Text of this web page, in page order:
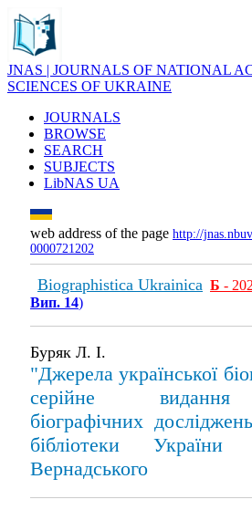
JNAS | JOURNALS OF NATIONAL
SCIENCES OF UKRAINE
JOURNALS
BROWSE
SEARCH
SUBJECTS
LibNAS UA
web address of the page http://
0000721202
Biographistica Ukrainica Б -
Вип. 14)
Буряк Л. І.
"Джерела української
серійне видання
біографічних
бібліотеки
Вернадського